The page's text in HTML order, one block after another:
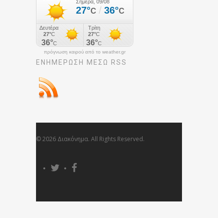
πρόγνωση καιρού από το weather.gr
ΕΝΗΜΈΡΩΣΉ ΜΕΣΩ RSS
© 2026 Διακόνημα. All Rights Reserved.